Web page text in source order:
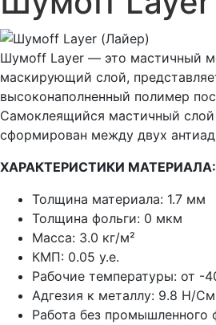
Шумоff Layer — это мастичный
маскирующий слой,
высоконаполненный полимер
Самоклеящийся мастичный слой
сформирован между двух
ХАРАКТЕРИСТИКИ МАТЕРИАЛА:
Толщина материала: 1.7 мм
Толщина фольги: 0 мкм
Масса: 3.0 кг/м²
КМП: 0.05 у.е.
Рабочие температуры: от -
Адгезия к металлу: 9.8 Н/См
Работа без промышленного